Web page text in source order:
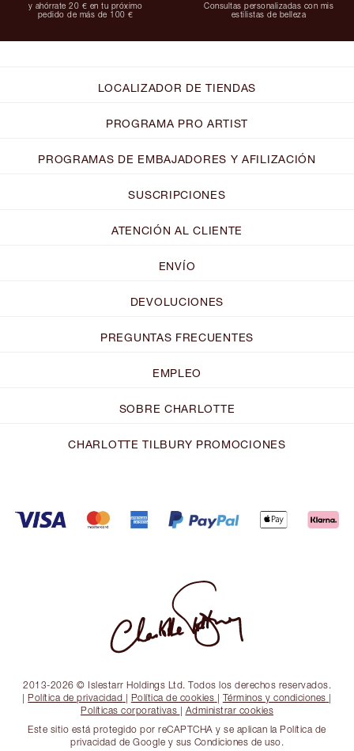
y ahórrate 20 € en tu próximo
pedido de más de 100 €
Consultas personalizadas con mis
estilistas de belleza
LOCALIZADOR DE TIENDAS
PROGRAMA PRO ARTIST
PROGRAMAS DE EMBAJADORES Y AFILIZACIÓN
SUSCRIPCIONES
ATENCIÓN AL CLIENTE
ENVÍO
DEVOLUCIONES
PREGUNTAS FRECUENTES
EMPLEO
SOBRE CHARLOTTE
CHARLOTTE TILBURY PROMOCIONES
2013-2026 © Islestarr Holdings Ltd. Todos los derechos reservados.
| Política de privacidad | Política de cookies | Términos y condiciones |
Políticas corporativas | Administrar cookies
Este sitio está protegido por reCAPTCHA y se aplican la Política de
privacidad de Google y sus Condiciones de uso.